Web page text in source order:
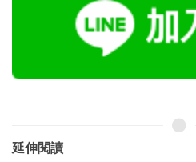
延伸閱讀